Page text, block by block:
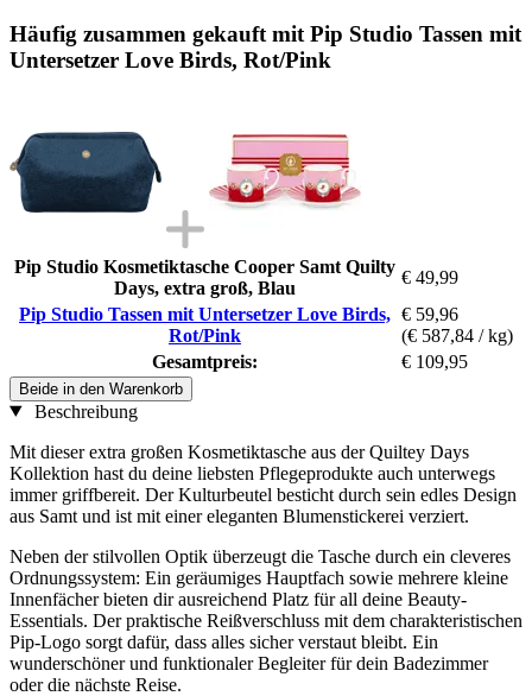
Häufig zusammen gekauft mit Pip Studio Tassen mit
Untersetzer Love Birds, Rot/Pink
Pip Studio Kosmetiktasche Cooper Samt Quilty
Days, extra groß, Blau
€ 49,99
Pip Studio Tassen mit Untersetzer Love Birds,
Rot/Pink
€ 59,96
(€ 587,84 / kg)
Gesamtpreis:
€ 109,95
Beide in den Warenkorb
Beschreibung
Mit dieser extra großen Kosmetiktasche aus der Quiltey Days
Kollektion hast du deine liebsten Pflegeprodukte auch unterwegs
immer griffbereit. Der Kulturbeutel besticht durch sein edles Design
aus Samt und ist mit einer eleganten Blumenstickerei verziert.
Neben der stilvollen Optik überzeugt die Tasche durch ein cleveres
Ordnungssystem: Ein geräumiges Hauptfach sowie mehrere kleine
Innenfächer bieten dir ausreichend Platz für all deine Beauty-
Essentials. Der praktische Reißverschluss mit dem charakteristischen
Pip-Logo sorgt dafür, dass alles sicher verstaut bleibt. Ein
wunderschöner und funktionaler Begleiter für dein Badezimmer
oder die nächste Reise.